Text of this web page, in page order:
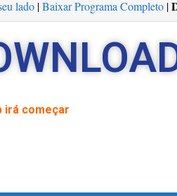
lado |Baixar Programa Completo |
irá começar